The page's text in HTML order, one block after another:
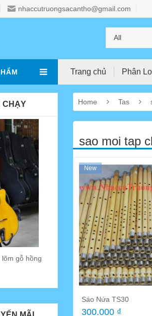
nhaccutruongsacantho@gmail.com
All
Trang chủ Phân
CHẠY
gỗ hồng
Móng gảy đàn tranh Inox
45.000 ₫
Home Tas
sao moi tap
New
Sáo Nứa TS30
300.000 ₫